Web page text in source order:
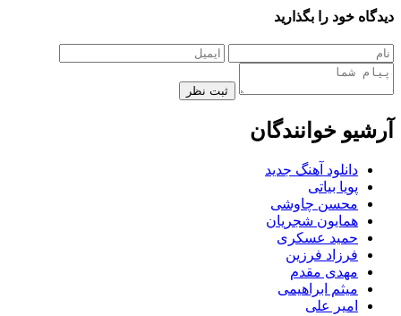
دیدگاه خود را بگذارید
ثبت نظر
آرشیو خوانندگان
دانلود آهنگ جدید
پویا بیاتی
محسن چاوشی
همایون شجریان
حمید عسکری
فرزاد فرزین
مهدی مقدم
میثم ابراهیمی
امیر علی